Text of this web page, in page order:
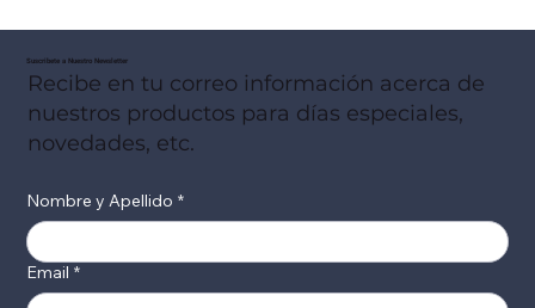
Suscribete a Nuestro Newsletter
Recibe en tu correo información acerca de
nuestros productos para días especiales,
novedades, etc.
Nombre y Apellido *
Email *